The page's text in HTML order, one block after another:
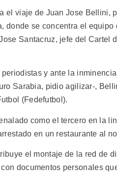
el viaje de Juan Jose Bellini,
donde se concentra el
Santacruz, jefe del Cartel
y ante la
Sarabia, pidio agilizar-,
(Fedefutbol).
como el tercero en la
en un restaurante al
el montaje de la red de
documentos personales